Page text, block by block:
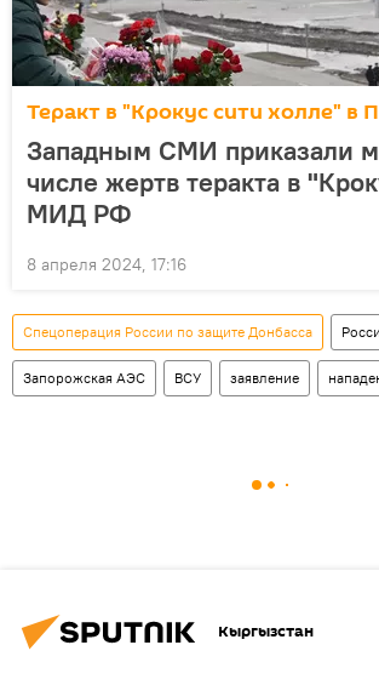
Теракт в "Крокус сити холле" в
Западным СМИ приказали
числе жертв теракта в
МИД РФ
8 апреля 2024, 17:16
Спецоперация России по защите Донбасса
Запорожская АЭС ВСУ заявление
Кыргызстан